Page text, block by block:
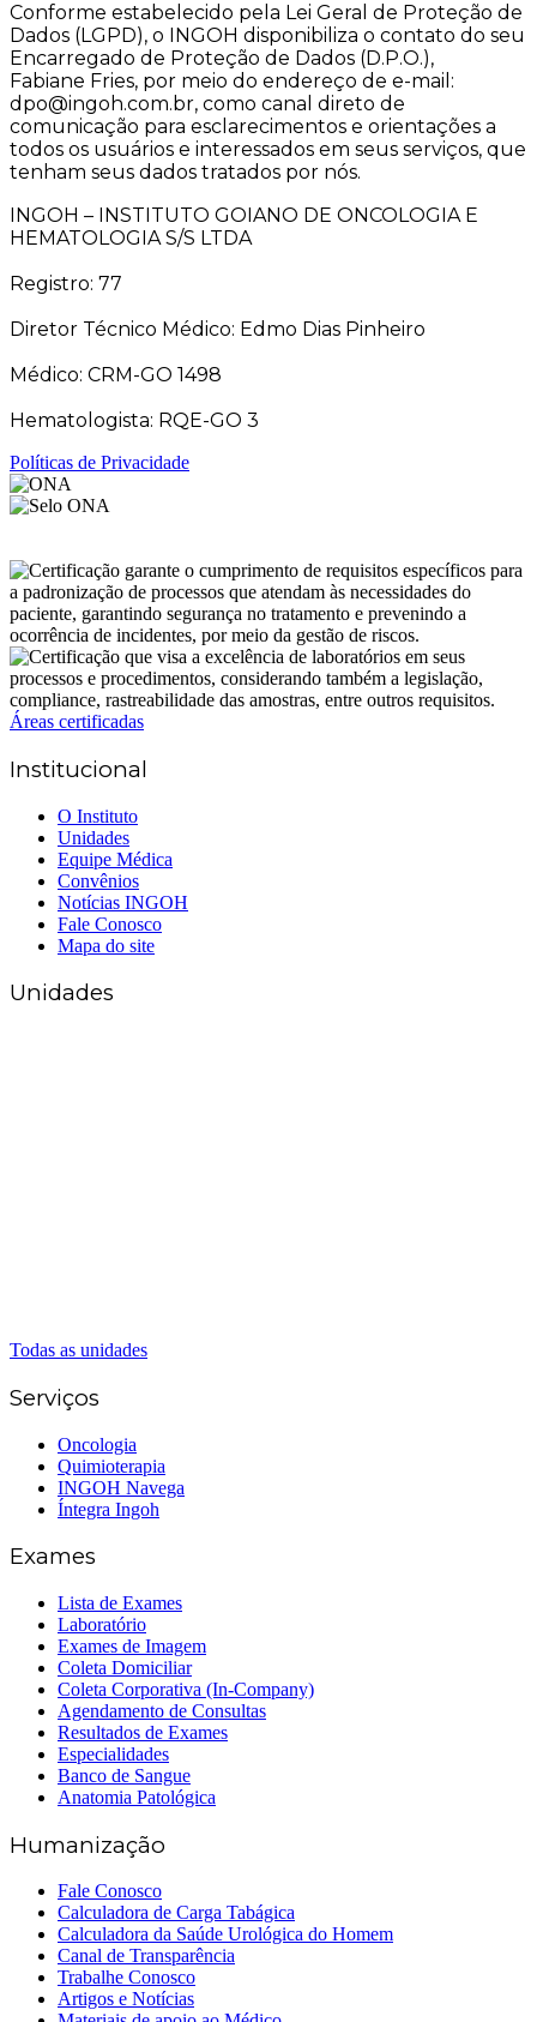
Conforme estabelecido pela Lei Geral de Proteção de
Dados (LGPD), o INGOH disponibiliza o contato do seu
Encarregado de Proteção de Dados (D.P.O.),
Fabiane Fries, por meio do endereço de e-mail:
dpo@ingoh.com.br, como canal direto de
comunicação para esclarecimentos e orientações a
todos os usuários e interessados em seus serviços, que
tenham seus dados tratados por nós.
INGOH – INSTITUTO GOIANO DE ONCOLOGIA E
HEMATOLOGIA S/S LTDA
Registro: 77
Diretor Técnico Médico: Edmo Dias Pinheiro
Médico: CRM-GO 1498
Hematologista: RQE-GO 3
Políticas de Privacidade
Áreas certificadas
Institucional
O Instituto
Unidades
Equipe Médica
Convênios
Notícias INGOH
Fale Conosco
Mapa do site
Unidades
Todas as unidades
Serviços
Oncologia
Quimioterapia
INGOH Navega
Íntegra Ingoh
Exames
Lista de Exames
Laboratório
Exames de Imagem
Coleta Domiciliar
Coleta Corporativa (In-Company)
Agendamento de Consultas
Resultados de Exames
Especialidades
Banco de Sangue
Anatomia Patológica
Humanização
Fale Conosco
Calculadora de Carga Tabágica
Calculadora da Saúde Urológica do Homem
Canal de Transparência
Trabalhe Conosco
Artigos e Notícias